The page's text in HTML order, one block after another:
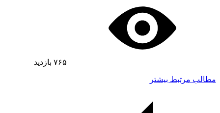
۷۶۵ بازدید
مطالب مرتبط بیشتر